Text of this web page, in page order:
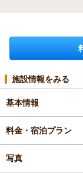
施設情報をみる
基本情報
料金・宿泊プラン
写真